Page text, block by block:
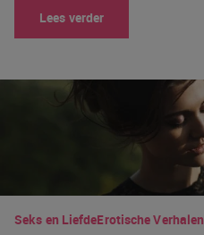
Lees verder
Seks en LiefdeErotische Verhalen